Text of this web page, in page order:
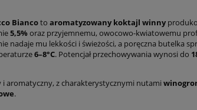
Biancoto aromatyzowany koktajl winny
5,5%oraz przyjemnemu, owocowo-kwiatowemu
nadaje mu lekkości i świeżości, a poręczna butelka
6–8°C. Potencjał przechowywania wynosi do
i aromatyczny, z charakterystycznymi nutami
.